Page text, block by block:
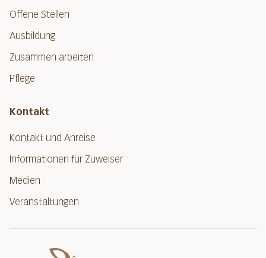
Offene Stellen
Ausbildung
Zusammen arbeiten
Pflege
Kontakt
Kontakt und Anreise
Informationen für Zuweiser
Medien
Veranstaltungen